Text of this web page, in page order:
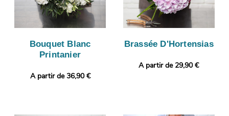
Bouquet Blanc
Printanier
A partir de 36,90 €
Brassée D'Hortensias
A partir de 29,90 €